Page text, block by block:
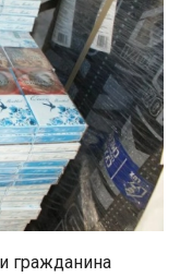
гражданина